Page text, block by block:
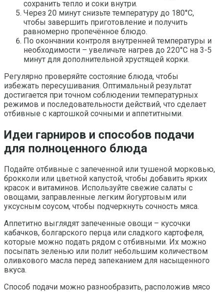
сохранить тепло и соки внутри.
Через 20 минут снизьте температуру до 180°C,
чтобы завершить приготовление и получить
равномерно пропечённое блюдо.
По окончании контроля внутренней температуры и
необходимости – увеличьте нагрев до 220°C на 3-5
минут для дополнительной хрустящей корки.
Регулярно проверяйте состояние блюда, чтобы
избежать пересушивания. Оптимальный результат
достигается при точном соблюдении температурных
режимов и последовательности действий, что сделает
отбивные с картошкой сочными и аппетитными.
Идеи гарниров и способов подачи
для полноценного блюда
Подайте отбивные с запеченной или тушеной морковью,
брокколи или цветной капустой, чтобы добавить ярких
красок и витаминов. Используйте свежие салаты с
овощами, заправленные легким йогуртовым или
уксусным соусом, чтобы подчеркнуть сочность мяса.
Аппетитно выглядят запеченные овощи – кусочки
кабачков, болгарского перца или сладкого картофеля,
которые можно подать рядом с отбивными. Их можно
посыпать зеленью или полит небольшим количеством
оливкового масла перед запеканием для насыщенного
вкуса.
Способ подачи можно разнообразить, расположив мясо